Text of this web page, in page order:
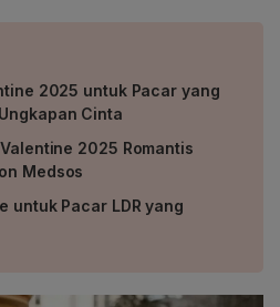
2025 untuk Pacar yang
Cinta
2025 Romantis
Medsos
untuk Pacar LDR yang